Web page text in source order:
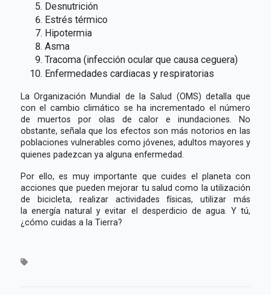
Desnutrición
Estrés térmico
Hipotermia
Asma
Tracoma (infección ocular que causa ceguera)
Enfermedades cardiacas y respiratorias
La Organización Mundial de la Salud (OMS) detalla que
con el cambio climático se ha incrementado el número
de muertos por olas de calor e inundaciones. No
obstante, señala que los efectos son más notorios en las
poblaciones vulnerables como jóvenes, adultos mayores y
quienes padezcan ya alguna enfermedad.
Por ello, es muy importante que cuides el planeta con
acciones que pueden mejorar tu salud como la utilización
de bicicleta, realizar actividades físicas, utilizar más
la energía natural y evitar el desperdicio de agua. Y tú,
¿cómo cuidas a la Tierra?